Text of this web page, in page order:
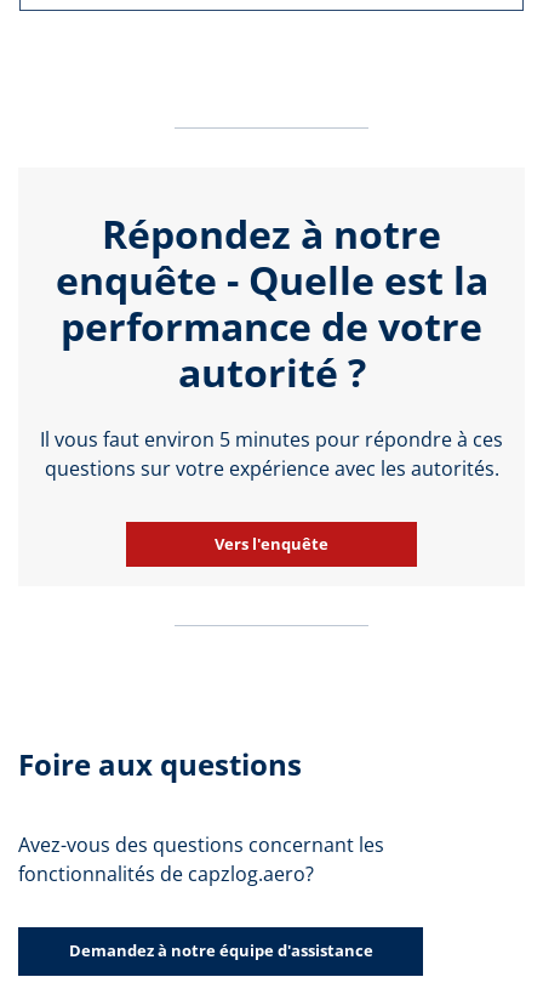
Répondez à notre
enquête - Quelle est la
performance de votre
autorité ?
Il vous faut environ 5 minutes pour répondre à ces
questions sur votre expérience avec les autorités.
Vers l'enquête
Foire aux questions
Avez-vous des questions concernant les
fonctionnalités de capzlog.aero?
Demandez à notre équipe d'assistance